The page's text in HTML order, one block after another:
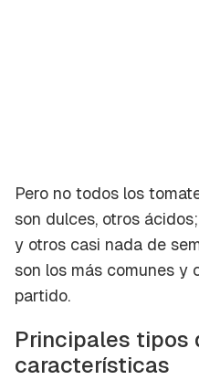
Pero no todos los
son dulces, otros
y otros casi nada de
son los más comunes y
partido.
Principales tipos
características